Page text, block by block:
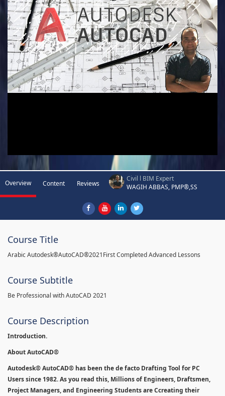
Overview Content Reviews
Civil l BIM Expert
WAGIH ABBAS, PMP®,SS
Course Title
Arabic Autodesk®AutoCAD®2021First Completed Advanced Lessons
Course Subtitle
Be Professional with AutoCAD 2021
Course Description
Introduction.
About AutoCAD®
Autodesk® AutoCAD® has been the de facto Drafting Tool for PC
Users since 1982. As you read this, Millions of Engineers, Draftsmen,
Project Managers, and Engineering Students are Ccreating their